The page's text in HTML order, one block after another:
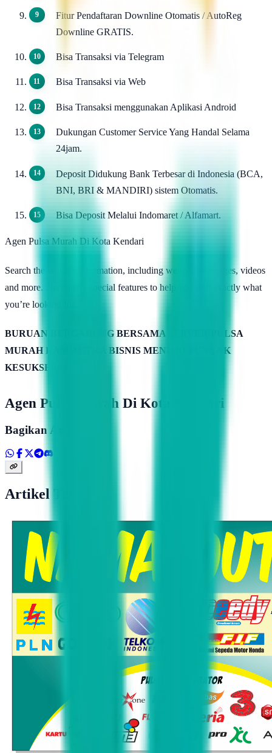
Fitur Pendaftaran Downline Otomatis / AutoReg
Downline GRATIS.
Bisa Transaksi via Telegram
Bisa Transaksi via Web
Bisa Transaksi menggunakan Aplikasi Android
Dukungan Customer Service Yang Handal Selama
24jam.
Deposit Didukung Bank Terbesar di Indonesia (BCA,
BNI, BRI & MANDIRI) sistem Otomatis.
Bisa Deposit Melalui Indomaret / Alfamart.
Agen Pulsa Murah Di Kota Kendari
Search the world’s information, including webpages, images, videos
and more. . has many special features to help you find exactly what
you’re looking for..
BURUAN BERGABUNG BERSAMA SERVER PULSA
MURAH KAMIMITRA BISNIS MENUJU PUNCAK
KESUKSESAN
Agen Pulsa Murah Di Kota Kendari
Bagikan Artikel
Artikel Terkait